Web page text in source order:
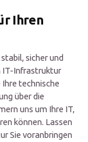
Ihren
sicher und
IT-Infrastruktur
technische
über die
uns um Ihre IT,
können. Lassen
Sie voranbringen